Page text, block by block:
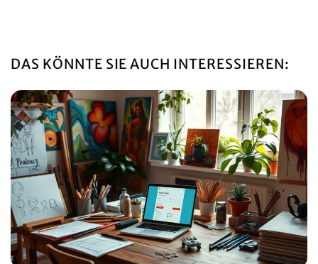
DAS KÖNNTE SIE AUCH INTERESSIEREN: